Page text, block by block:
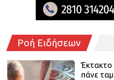
Ροή Ειδήσεων
Έκτακτο
πάνε